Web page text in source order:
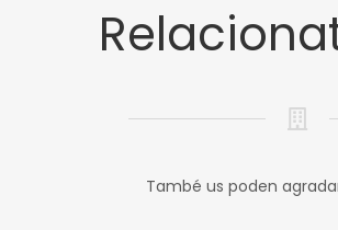
També us poden